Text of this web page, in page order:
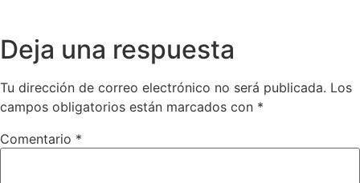
Deja una respuesta
Tu dirección de correo electrónico no será publicada. Los
campos obligatorios están marcados con *
Comentario *